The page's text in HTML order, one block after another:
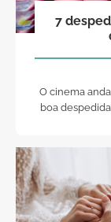
7
O cinema
boa despedida de